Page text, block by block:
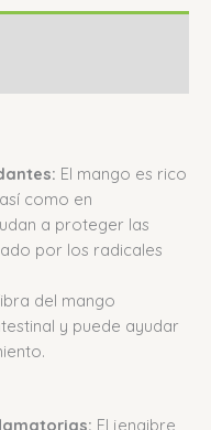
El mango es rico
como en
a proteger las
por los radicales
del mango
y puede ayudar
El jengibre